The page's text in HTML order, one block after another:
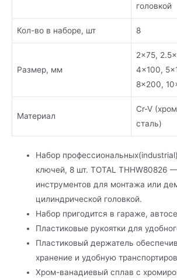
головкой
Кол-во в наборе, шт 8
Размер, мм
2×75,
4×100,
8×200,
Материал
Cr-V
сталь)
Набор
ключей, 8 шт. TOTAL THHW80826
инструментов для монтажа или
цилиндрической головкой.
Набор пригодится в гараже,
Пластиковые рукоятки для
Пластиковый держатель
хранение и удобную
Хром-ванадиевый сплав с